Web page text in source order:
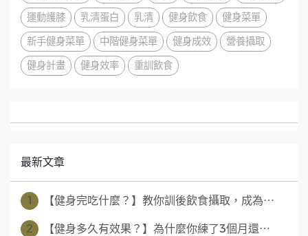
運動護膝
乳清蛋白 乳清 健身飲食
健身菜單
新手健身菜單
中階健身菜單 健身成效
營養攝取
健身計畫
健身效率 重訓飲食
最新文章
1 【健身完吃什麼？】教你訓後飲食攝取，成為⋯
2 【健身多久有效果？】為什麼你練了3個月還⋯